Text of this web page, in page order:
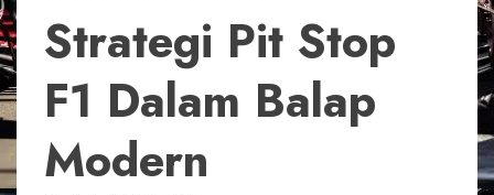
Strategi Pit Stop
F1 Dalam Balap
Modern